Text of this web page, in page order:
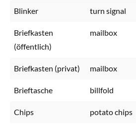
Blinker turn signal
Briefkasten
(öffentlich)
mailbox
Briefkasten (privat) mailbox
Brieftasche billfold
Chips potato chips